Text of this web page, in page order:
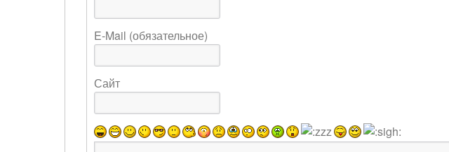
E-Mail (обязательное)
Сайт